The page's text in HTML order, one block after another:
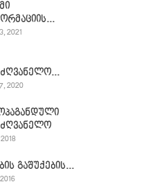
2021
2020
გაშუქების...